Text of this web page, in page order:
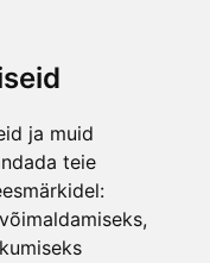
ja muid
teie
,